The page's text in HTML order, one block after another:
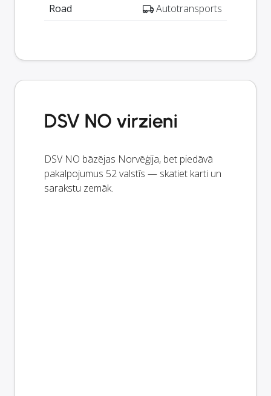
Road
Autotransports
DSV NO virzieni
DSV NO bāzējas Norvēģija, bet piedāvā
pakalpojumus 52 valstīs — skatiet karti un
sarakstu zemāk.